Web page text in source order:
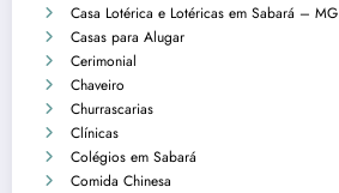
Casa Lotérica e Lotéricas em Sabará – MG
Casas para Alugar
Cerimonial
Chaveiro
Churrascarias
Clínicas
Colégios em Sabará
Comida Chinesa